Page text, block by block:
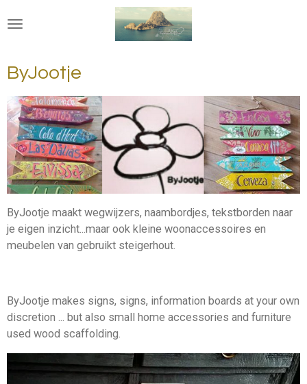
direct
de
hoofdinhoud
ByJootje
ByJootje maakt wegwijzers, naambordjes, tekstborden naar
je eigen inzicht...maar ook kleine woonaccessoires en
meubelen van gebruikt steigerhout.
ByJootje makes signs, signs, information boards at your own
discretion ... but also small home accessories and furniture
used wood scaffolding.